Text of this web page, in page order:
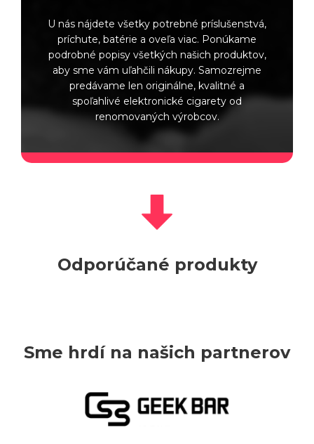
U nás nájdete všetky potrebné príslušenstvá,
príchute, batérie a oveľa viac. Ponúkame
podrobné popisy všetkých našich produktov,
aby sme vám uľahčili nákupy. Samozrejme
predávame len originálne, kvalitné a
spoľahlivé elektronické cigarety od
renomovaných výrobcov.
Odporúčané produkty
Sme hrdí na našich partnerov